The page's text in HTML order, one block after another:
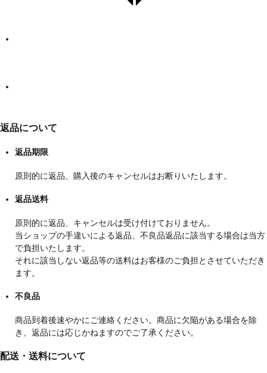
返品について
返品期限
原則的に返品、購入後のキャンセルはお断りいたします。
返品送料
原則的に返品、キャンセルは受け付けておりません。
当ショップの手違いによる返品、不良品返品に該当する場合は当方
で負担いたします。
それに該当しない返品等の送料はお客様のご負担とさせていただき
ます。
不良品
商品到着後速やかにご連絡ください。商品に欠陥がある場合を除
き、返品には応じかねますのでご了承ください。
配送・送料について